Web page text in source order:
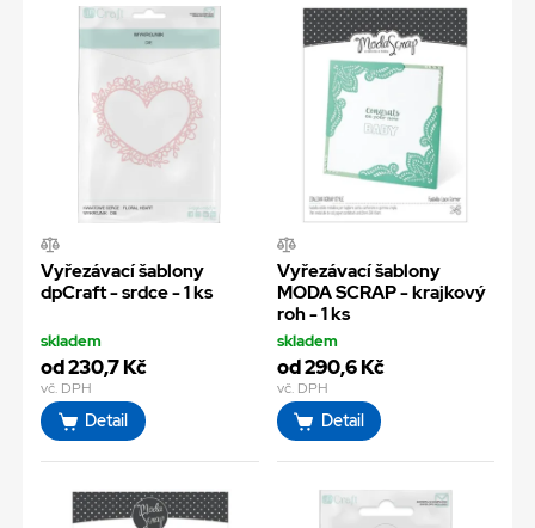
Vyřezávací šablony
dpCraft - srdce - 1 ks
skladem
od 230,7 Kč
vč. DPH
Detail
Vyřezávací šablony
MODA SCRAP - krajkový
roh - 1 ks
skladem
od 290,6 Kč
vč. DPH
Detail